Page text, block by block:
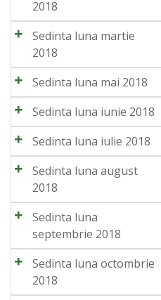
2018
Sedinta luna martie
2018
Sedinta luna mai 2018
Sedinta luna iunie 2018
Sedinta luna iulie 2018
Sedinta luna august
2018
Sedinta luna
septembrie 2018
Sedinta luna octombrie
2018